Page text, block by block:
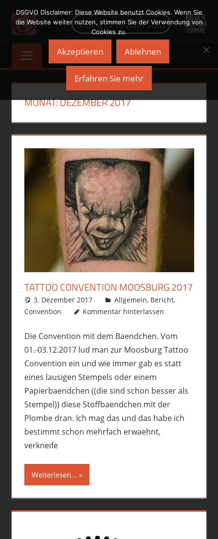
Inhalt
springen
NADELWELT
Du
sollst
ein
machen
MONAT:DEZEMBER 2017
TATTOO CONVENTION MOOSBURG 2017
3. Dezember 2017 philofax
Allgemein, Bericht,
Convention
Kommentar hinterlassen
Die Convention mit dem Baendchen. Vom
01.-03.12.2017 lud man zur Moosburg Tattoo
Convention ein und wie immer gab es statt
eines lausigen Stempels oder einem
Papierbaendchen ((die sind schon besser als
Stempel)) diese Stoffbaendchen mit der
Plombe dran. Ich mag das und das habe ich
bestimmt schon mehrfach erwaehnt,
verkneife
Weiterlesen...
DSGVO Disclaimer: Diese Website benutzt Cookies. Wenn Sie
die Website weiter nutzen, stimmen Sie der Verwendung von
Cookies zu.
Akzeptieren Ablehnen
Erfahren Sie mehr